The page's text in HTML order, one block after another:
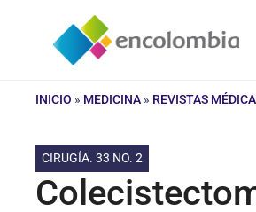
contenido
INICIO » MEDICINA » REVISTAS
CIRUGÍA. 33 NO. 2